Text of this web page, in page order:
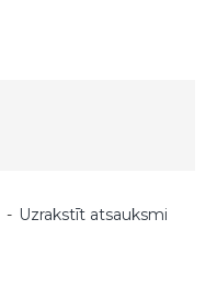
- Uzrakstīt atsauksmi